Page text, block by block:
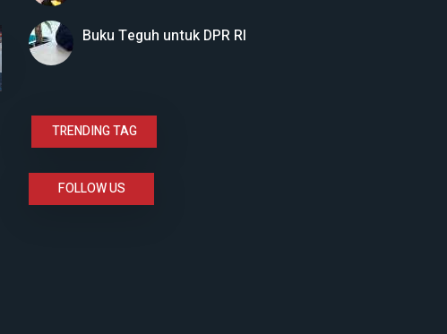
Buku Teguh untuk DPR RI
TRENDING TAG
FOLLOW US